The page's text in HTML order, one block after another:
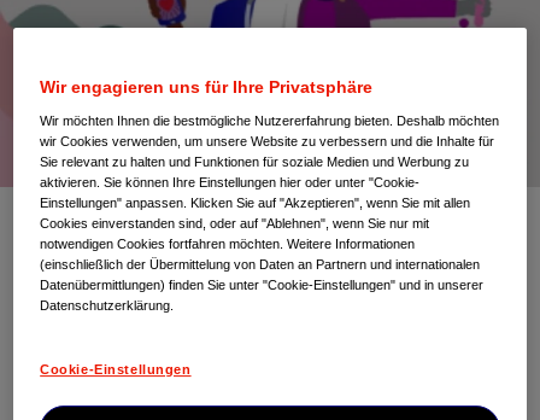
Customer Service
Hinweisgeber:innen-System
Wir engagieren uns für Ihre Privatsphäre
Wir möchten Ihnen die bestmögliche Nutzererfahrung bieten. Deshalb möchten
wir Cookies verwenden, um unsere Website zu verbessern und die Inhalte für
Sie relevant zu halten und Funktionen für soziale Medien und Werbung zu
aktivieren. Sie können Ihre Einstellungen hier oder unter "Cookie-
Einstellungen" anpassen. Klicken Sie auf "Akzeptieren", wenn Sie mit allen
Cookies einverstanden sind, oder auf "Ablehnen", wenn Sie nur mit
notwendigen Cookies fortfahren möchten. Weitere Informationen
(einschließlich der Übermittelung von Daten an Partnern und internationalen
Datenübermittlungen) finden Sie unter "Cookie-Einstellungen" und in unserer
Datenschutzerklärung.
Cookie-Einstellungen